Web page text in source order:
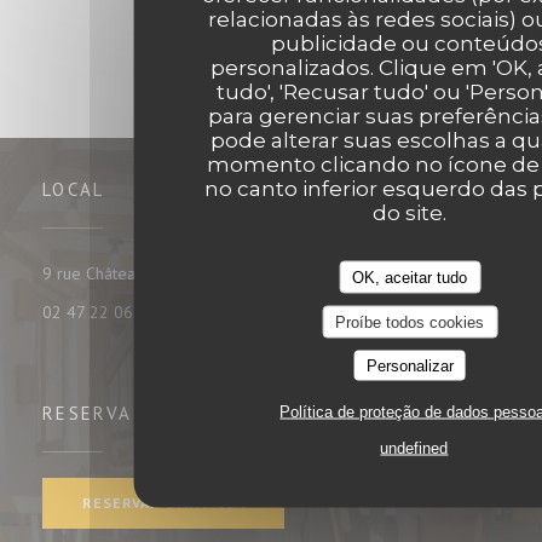
relacionadas às redes sociais)
publicidade ou
personalizados. Clique em 'OK,
tudo', 'Recusar tudo' ou
para gerenciar suas
pode alterar suas escolhas a
momento clicando no ícone
no canto inferior esquerdo das
do site.
OK, aceitar tudo
Proíbe todos cookies
Personalizar
Política de proteção de dados
undefined
LOCAL
9 rue Châteauneuf 37000 tours
((abre numa nova janela))
02 47 22 06 35
RESERVA
RESERVAR UMA MESA